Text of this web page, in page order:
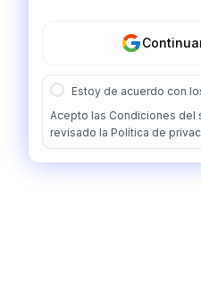
Estoy de acuerdo con
Acepto las Condiciones del
revisado la Política de